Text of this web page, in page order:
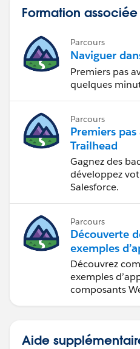
Formation associée
Parcours
Naviguer
Premiers pas
quelques
Parcours
Premiers pas
Trailhead
Gagnez des
développez
Salesforce.
Parcours
Découverte
exemples
Trailhead
Découvrez
exemples
composants
Aide